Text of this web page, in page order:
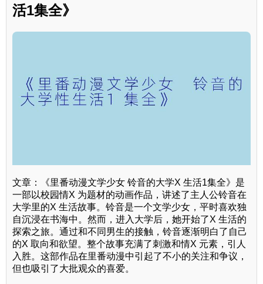
活1集全》
文章：《里番动漫文学少女 铃音的大学X 生活1集全》是
一部以校园情X 为题材的动画作品，讲述了主人公铃音在
大学里的X 生活故事。铃音是一个文学少女，平时喜欢独
自沉浸在书海中。然而，进入大学后，她开始了X 生活的
探索之旅。通过和不同男生的接触，铃音逐渐明白了自己
的X 取向和欲望。整个故事充满了刺激和情X 元素，引人
入胜。这部作品在里番动漫中引起了不小的关注和争议，
但也吸引了大批观众的喜爱。